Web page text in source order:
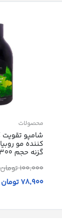
محصولات
شامپو تقویت
کننده مو
گزنه حجم 300 میلی لیتر
100٬000 تومان
78٬900 تومان